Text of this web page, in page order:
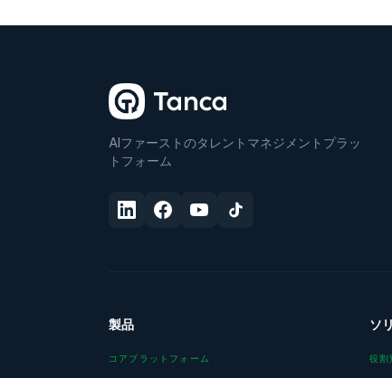
AIファーストのタレントマネジメントプラッ
トフォーム
製品
コアプラットフォーム
ソ
役割